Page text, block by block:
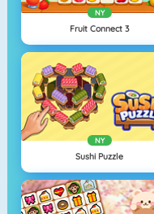
NY
Fruit Connect 3
NY
Sushi Puzzle